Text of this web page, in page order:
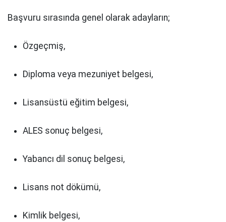
Başvuru sırasında genel olarak adayların;
Özgeçmiş,
Diploma veya mezuniyet belgesi,
Lisansüstü eğitim belgesi,
ALES sonuç belgesi,
Yabancı dil sonuç belgesi,
Lisans not dökümü,
Kimlik belgesi,